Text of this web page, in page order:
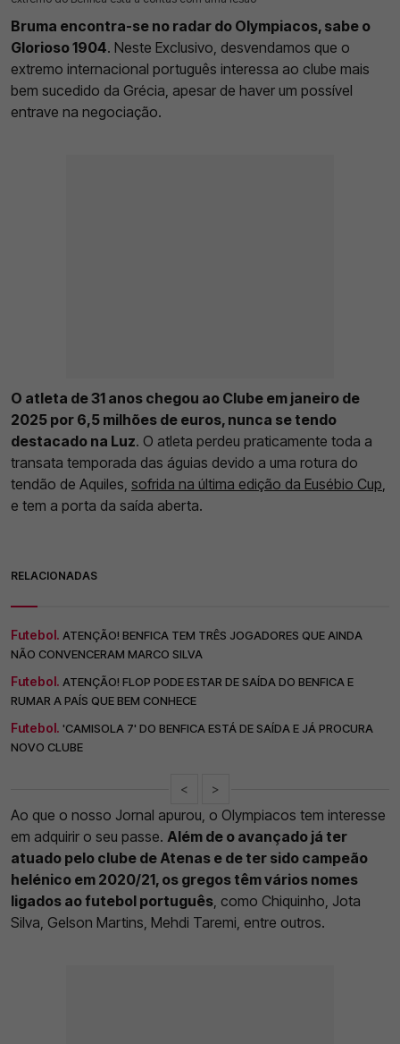
Bruma encontra-se no radar do Olympiacos, sabe o
Glorioso 1904. Neste Exclusivo, desvendamos que o
extremo internacional português interessa ao clube mais
bem sucedido da Grécia, apesar de haver um possível
entrave na negociação.
O atleta de 31 anos chegou ao Clube em janeiro de
2025 por 6,5 milhões de euros, nunca se tendo
destacado na Luz. O atleta perdeu praticamente toda a
transata temporada das águias devido a uma rotura do
tendão de Aquiles, sofrida na última edição da Eusébio Cup,
e tem a porta da saída aberta.
RELACIONADAS
Futebol. ATENÇÃO! BENFICA TEM TRÊS JOGADORES QUE AINDA
NÃO CONVENCERAM MARCO SILVA
Futebol. ATENÇÃO! FLOP PODE ESTAR DE SAÍDA DO BENFICA E
RUMAR A PAÍS QUE BEM CONHECE
Futebol. 'CAMISOLA 7' DO BENFICA ESTÁ DE SAÍDA E JÁ PROCURA
NOVO CLUBE
< >
Ao que o nosso Jornal apurou, o Olympiacos tem interesse
em adquirir o seu passe. Além de o avançado já ter
atuado pelo clube de Atenas e de ter sido campeão
helénico em 2020/21, os gregos têm vários nomes
ligados ao futebol português, como Chiquinho, Jota
Silva, Gelson Martins, Mehdi Taremi, entre outros.